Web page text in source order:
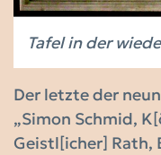
Tafel in der
Der letzte der
„Simon Schmid,
Geistl[icher] Rath,